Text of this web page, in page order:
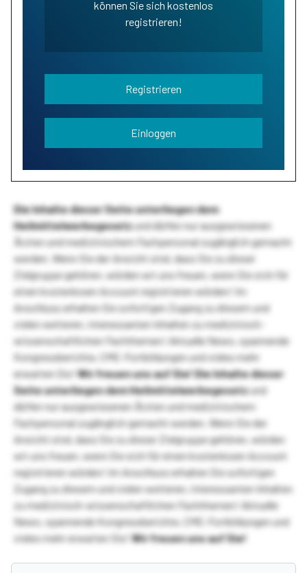
können Sie sich kostenlos
registrieren!
Registrieren
Einloggen
Die Inhalte dieser Seite unterliegen dem
Heilmittelwerbegesetzund dürfen nur ausgewiesenen
Ärzten und medizinischem Fachpersonal zugänglich gemacht
werden. Wenn Sie der Ansicht sind, dass Sie zu dieser
Zielgruppe gehören, würden wir uns freuen, wenn Sie sich für
einen kostenlosen Account registrieren würden! Im
Anschluss erhalten Sie sofortigen Zugang zu diesem und
vielen weiteren, interessanten Inhalten zu medizinisch-
wissenschaftlichen Fachthemen! Aktuelle News, spannende
Kongressberichte, CME-Fortbildungen und vieles mehr
erwarten Sie!Wir freuen uns auf Sie!Die Inhalte dieser
Seite unterliegen dem Heilmittelwerbegesetzund
dürfen nur ausgewiesenen Ärzten und medizinischem
Fachpersonal zugänglich gemacht werden. Wenn Sie der
Ansicht sind, dass Sie zu dieser Zielgruppe gehören, würden
wir uns freuen, wenn Sie sich für einen kostenlosen Account
registrieren würden! Im Anschluss erhalten Sie sofortigen
Zugang zu diesem und vielen weiteren, interessanten Inhalten
zu medizinisch-wissenschaftlichen Fachthemen! Aktuelle
News, spannende Kongressberichte, CME-Fortbildungen und
vieles mehr erwarten Sie!Wir freuen uns auf Sie!